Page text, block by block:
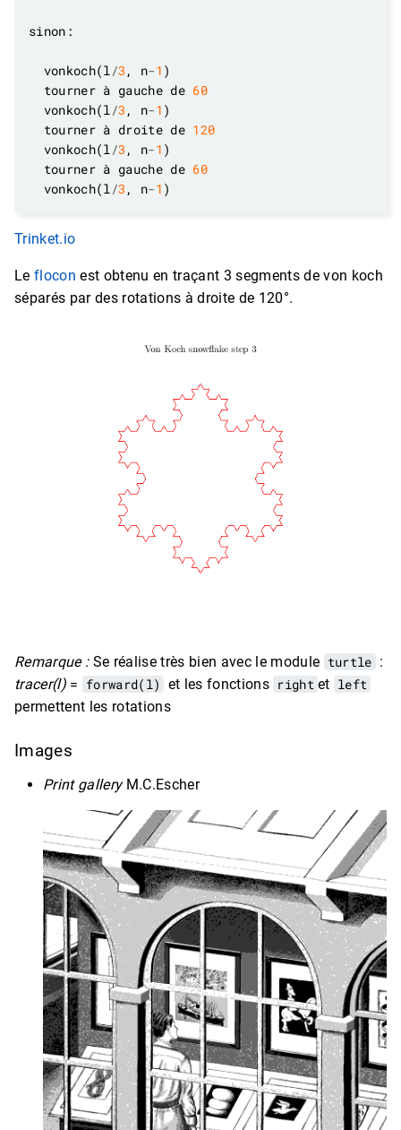
  vonkoch(l
/3 , n-1
  tourner à gauche de
60
  vonkoch(l
/3 , n-1
  tourner à droite de
120
  vonkoch(l
/3 , n-1
  tourner à gauche de
60
  vonkoch(l
/3 , n-1
Trinket.io
Le flocon est obtenu en traçant 3 segments de von koch
séparés par des rotations à droite de 120°.
Remarque :Se réalise très bien avec le module turtle :
tracer(l)= forward(l) et les fonctions right et left
permettent les rotations
Images
Print galleryM.C.Escher